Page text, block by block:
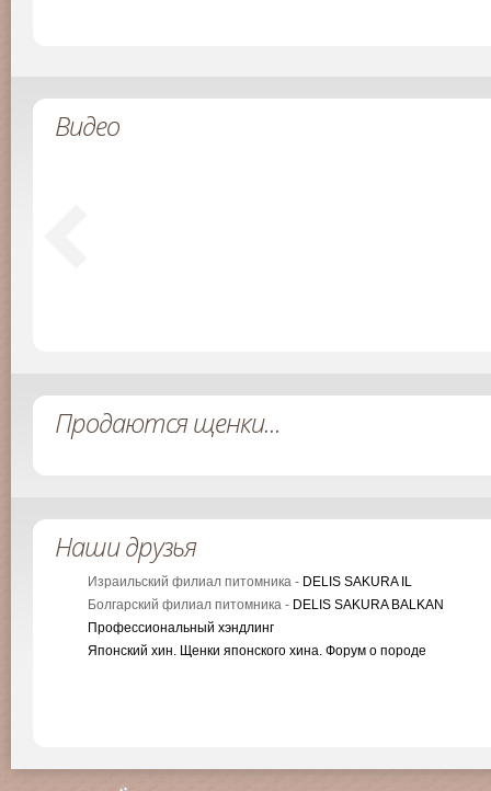
Видео
Продаются щенки...
Наши друзья
Израильский филиал питомника - DELIS SAKURA IL
Болгарский филиал питомника - DELIS SAKURA BALKAN
Профессиональный хэндлинг
Японский хин. Щенки японского хина. Форум о породе